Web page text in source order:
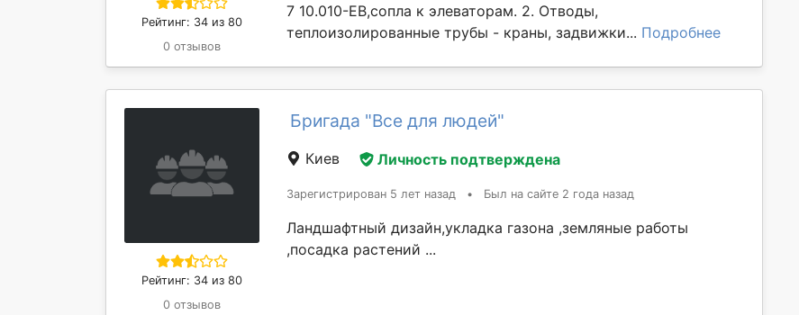
Рейтинг: 34 из 80
0 отзывов
7 10.010-ЕВ,сопла к элеваторам. 2. Отводы,
теплоизолированные трубы - краны, задвижки... Подробнее
Рейтинг: 34 из 80
0 отзывов
Бригада "Все для людей"
Киев Личность подтверждена
Зарегистрирован 5 лет назад • Был на сайте 2 года назад
Ландшафтный дизайн,укладка газона ,земляные работы
,посадка растений ...